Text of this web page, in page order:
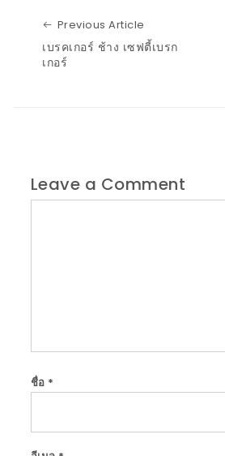
Previous Article
เบรคเกอร์ ช้าง เซฟตี้เบรก
เกอร์
Leave a Comment
ชื่อ *